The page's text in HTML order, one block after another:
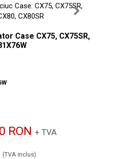
Case CX75, CX75SR,
RON + TVA
(TVA inclus)